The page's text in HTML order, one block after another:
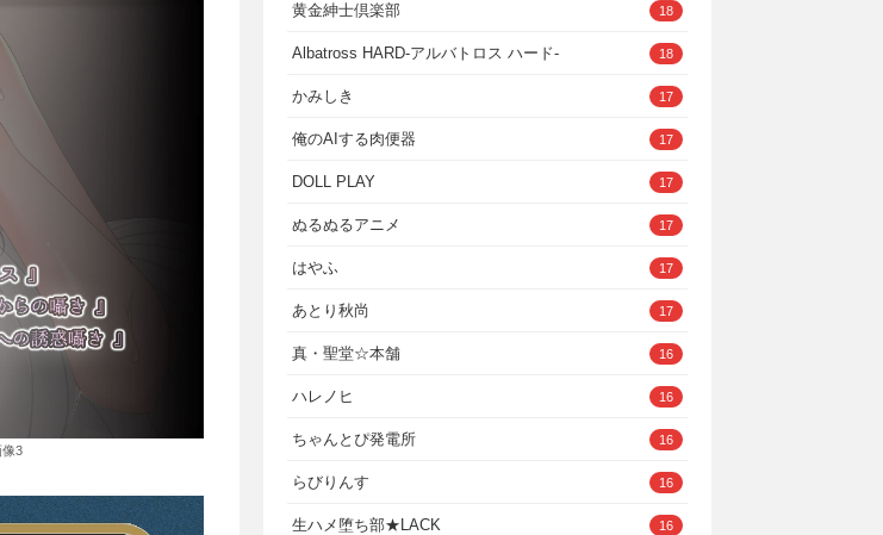
3
黄金紳士倶楽部 18
Albatross HARD‐アルバトロス ハード‐ 18
かみしき 17
俺のAIする肉便器 17
DOLL PLAY 17
ぬるぬるアニメ 17
はやふ 17
あとり秋尚 17
真・聖堂☆本舗 16
ハレノヒ 16
ちゃんとぴ発電所 16
らびりんす 16
生ハメ堕ち部★LACK 16